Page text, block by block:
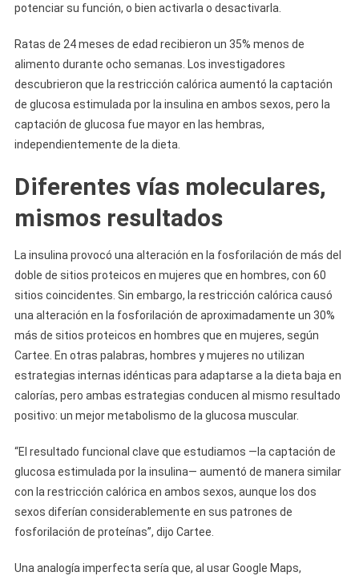
potenciar su función, o bien activarla o desactivarla.
Ratas de 24 meses de edad recibieron un 35% menos de
alimento durante ocho semanas. Los investigadores
descubrieron que la restricción calórica aumentó la captación
de glucosa estimulada por la insulina en ambos sexos, pero la
captación de glucosa fue mayor en las hembras,
independientemente de la dieta.
Diferentes vías moleculares,
mismos resultados
La insulina provocó una alteración en la fosforilación de más del
doble de sitios proteicos en mujeres que en hombres, con 60
sitios coincidentes. Sin embargo, la restricción calórica causó
una alteración en la fosforilación de aproximadamente un 30%
más de sitios proteicos en hombres que en mujeres, según
Cartee. En otras palabras, hombres y mujeres no utilizan
estrategias internas idénticas para adaptarse a la dieta baja en
calorías, pero ambas estrategias conducen al mismo resultado
positivo: un mejor metabolismo de la glucosa muscular.
“El resultado funcional clave que estudiamos —la captación de
glucosa estimulada por la insulina— aumentó de manera similar
con la restricción calórica en ambos sexos, aunque los dos
sexos diferían considerablemente en sus patrones de
fosforilación de proteínas”, dijo Cartee.
Una analogía imperfecta sería que, al usar Google Maps,